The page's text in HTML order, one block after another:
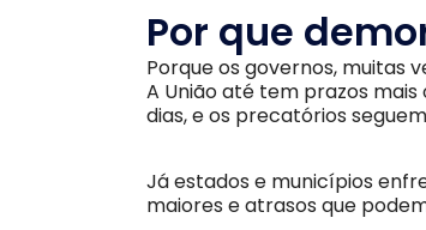
Por que
Porque os governos, muitas
A União até tem prazos
dias, e os precatórios
Já estados e municípios
maiores e atrasos que